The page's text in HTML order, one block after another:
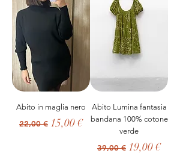
Abito in maglia nero
Prezzo regolare
22,00 € Prezzo scontato
15,00 €
Abito Lumina fantasia
bandana 100% cotone
verde
Prezzo regolare
39,00 € Prezzo scontato
19,00 €